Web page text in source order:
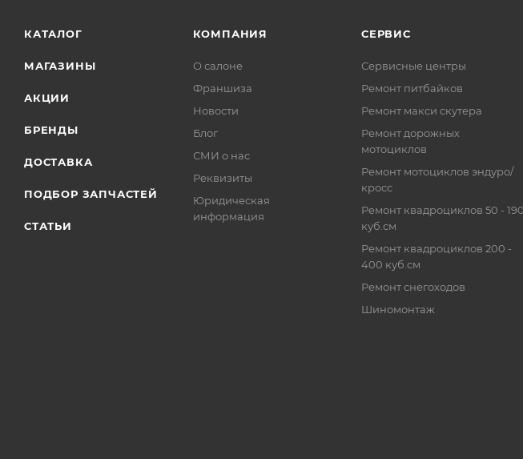
КАТАЛОГ
МАГАЗИНЫ
АКЦИИ
БРЕНДЫ
ДОСТАВКА
ПОДБОР ЗАПЧАСТЕЙ
СТАТЬИ
КОМПАНИЯ
О салоне
Франшиза
Новости
Блог
СМИ о нас
Реквизиты
Юридическая
информация
СЕРВИС
Сервисные центры
Ремонт питбайков
Ремонт макси скутера
Ремонт дорожных
мотоциклов
Ремонт мотоциклов эндуро/
кросс
Ремонт квадроциклов 50 - 190
куб.см
Ремонт квадроциклов 200 -
400 куб.см
Ремонт снегоходов
Шиномонтаж